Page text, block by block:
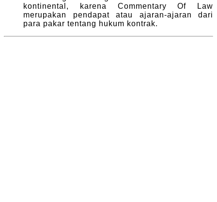
kontinental, karena Commentary Of Law
merupakan pendapat atau ajaran-ajaran dari
para pakar tentang hukum kontrak.